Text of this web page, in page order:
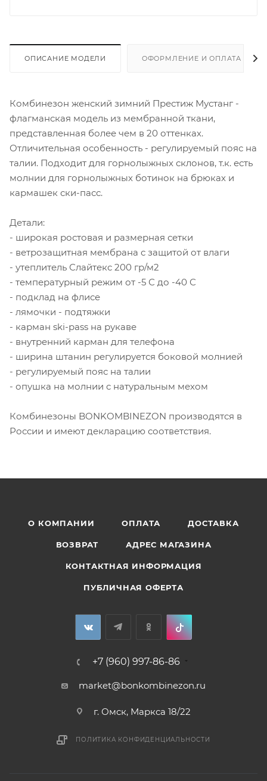
ОПИСАНИЕ МОДЕЛИ ОФОРМЛЕНИЕ И ОПЛАТА
Комбинезон женский зимний Престиж Мустанг -
флагманская модель из мембранной ткани,
представленная более чем в 20 оттенках.
Отличительная особенность - регулируемый пояс на
талии. Подходит для горнолыжных склонов, т.к. есть
молнии для горнолыжных ботинок на брюках и
кармашек ски-пасс.
Детали:
- широкая ростовая и размерная сетки
- ветрозащитная мембрана с защитой от влаги
- утеплитель Слайтекс 200 гр/м2
- температурный режим от -5 С до -40 С
- подклад на флисе
- лямочки - подтяжки
- карман ski-pass на рукаве
- внутренний карман для телефона
- ширина штанин регулируется боковой молнией
- регулируемый пояс на талии
- опушка на молнии с натуральным мехом
Комбинезоны BONKOMBINEZON производятся в
России и имеют декларацию соответствия.
О КОМПАНИИ ОПЛАТА ДОСТАВКА
ВОЗВРАТ АДРЕС МАГАЗИНА
КОНТАКТНАЯ ИНФОРМАЦИЯ
ПУБЛИЧНАЯ ОФЕРТА
+7 (960) 997-86-86
market@bonkombinezon.ru
г. Омск, Маркса 18/22
ПОЛИТИКА КОНФИДЕНЦИАЛЬНОСТИ